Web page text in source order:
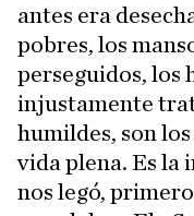
antes era
pobres, los
perseguidos, los
injustamente
humildes, son
vida plena. Es la
nos legó,